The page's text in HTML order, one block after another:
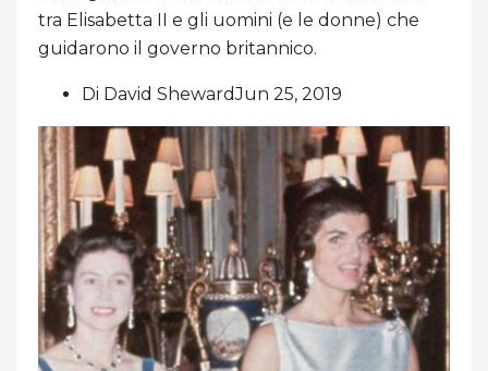
tra Elisabetta II e gli uomini (e le donne) che
guidarono il governo britannico.
Di David ShewardJun 25, 2019